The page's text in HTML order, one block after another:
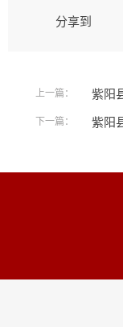
分享到
上一篇： 紫阳
下一篇： 紫阳